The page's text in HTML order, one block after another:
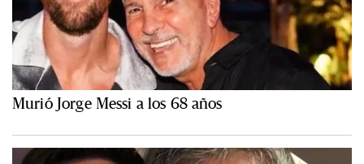
Murió Jorge Messi a los 68 años